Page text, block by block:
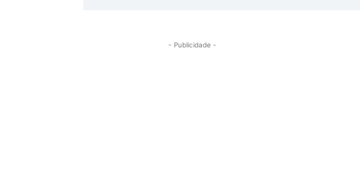
- Publicidade -